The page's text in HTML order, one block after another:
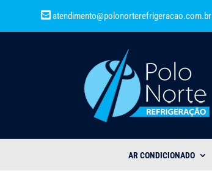
atendimento@polonorterefrigeracao.com.br
AR CONDICIONADO